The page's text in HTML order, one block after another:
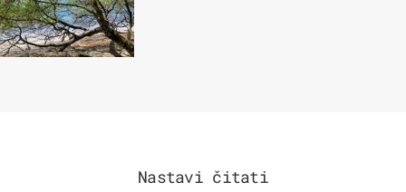
Nastavi čitati